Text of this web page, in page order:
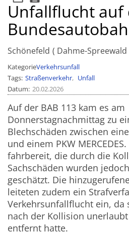
Unfallflucht auf
Schönefeld Dahme-Spreewald
KategorieVerkehrsunfall
Tags Straßenverkehr
Unfall
Datum 20.02.2026
Auf der BAB 113 kam es am
Donnerstagnachmittag zu
Blechschäden zwischen
und einem PKW
fahrbereit, die durch die
Sachschäden wurden
geschätzt. Die
leiteten zudem ein
Verkehrsunfallflucht ein, da
nach der Kollision
entfernt hatte.